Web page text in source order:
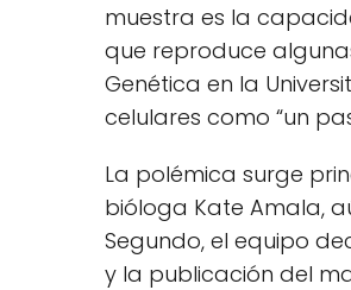
muestra es la
que reproduce
Genética en la
celulares como “un
La polémica surge
bióloga Kate Amala,
Segundo, el equipo
y la publicación del